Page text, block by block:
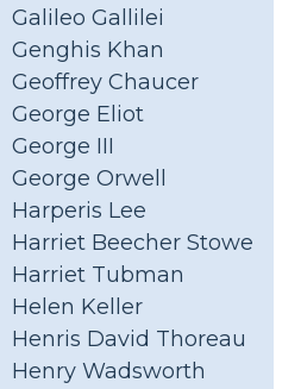
Galileo Gallilei
Genghis Khan
Geoffrey Chaucer
George Eliot
George III
George Orwell
Harperis Lee
Harriet Beecher Stowe
Harriet Tubman
Helen Keller
Henris David Thoreau
Henry Wadsworth